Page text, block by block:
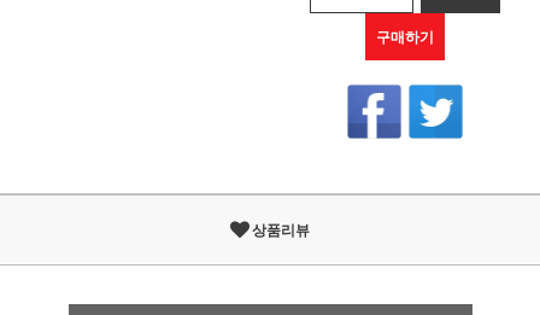
구매하기
상품리뷰